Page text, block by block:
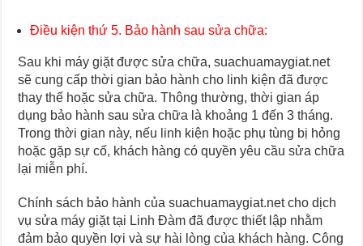
Điều kiện thứ 5. Bảo hành sau sửa chữa:
Sau khi máy giặt được sửa chữa, suachuamaygiat.net
sẽ cung cấp thời gian bảo hành cho linh kiện đã được
thay thế hoặc sửa chữa. Thông thường, thời gian áp
dụng bảo hành sau sửa chữa là khoảng 1 đến 3 tháng.
Trong thời gian này, nếu linh kiện hoặc phụ tùng bị hỏng
hoặc gặp sự cố, khách hàng có quyền yêu cầu sửa chữa
lại miễn phí.
Chính sách bảo hành của suachuamaygiat.net cho dịch
vụ sửa máy giặt tại Linh Đàm đã được thiết lập nhằm
đảm bảo quyền lợi và sự hài lòng của khách hàng. Công